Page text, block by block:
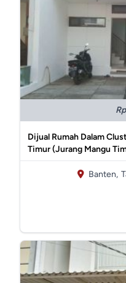
Dijual Rumah Dalam
Timur (Jurang Mangu
Banten,